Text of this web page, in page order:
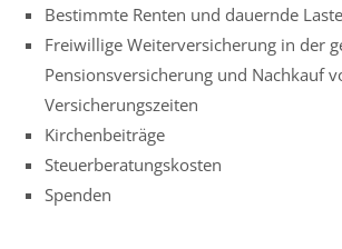
Have any questions?
+44 1234 567 890
Drop us a line
info@yourdomain.com
Bestimmte Renten und dauernde
Freiwillige Weiterversicherung in der
Pensionsversicherung und Nachkauf
Versicherungszeiten
Kirchenbeiträge
Steuerberatungskosten
Spenden